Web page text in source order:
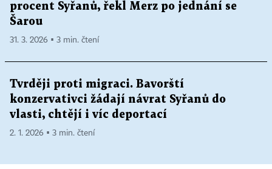
procent Syřanů, řekl Merz po jednání se
Šarou
31. 3. 2026 ▪ 3 min. čtení
Tvrději proti migraci. Bavorští
konzervativci žádají návrat Syřanů do
vlasti, chtějí i víc deportací
2. 1. 2026 ▪ 3 min. čtení